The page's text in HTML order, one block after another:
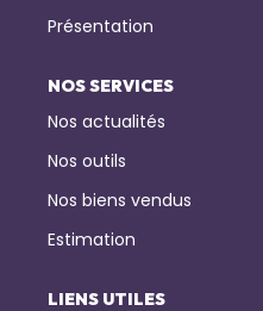
Présentation
NOS SERVICES
Nos actualités
Nos outils
Nos biens vendus
Estimation
LIENS UTILES